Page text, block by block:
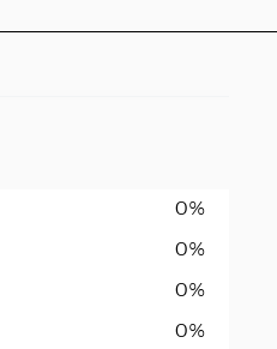
0%
0%
0%
0%